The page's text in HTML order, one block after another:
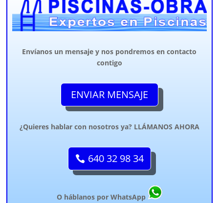
Envíanos un mensaje y nos pondremos en contacto
contigo
ENVIAR MENSAJE
¿Quieres hablar con nosotros ya? LLÁMANOS AHORA
640 32 98 34
O háblanos por WhatsApp